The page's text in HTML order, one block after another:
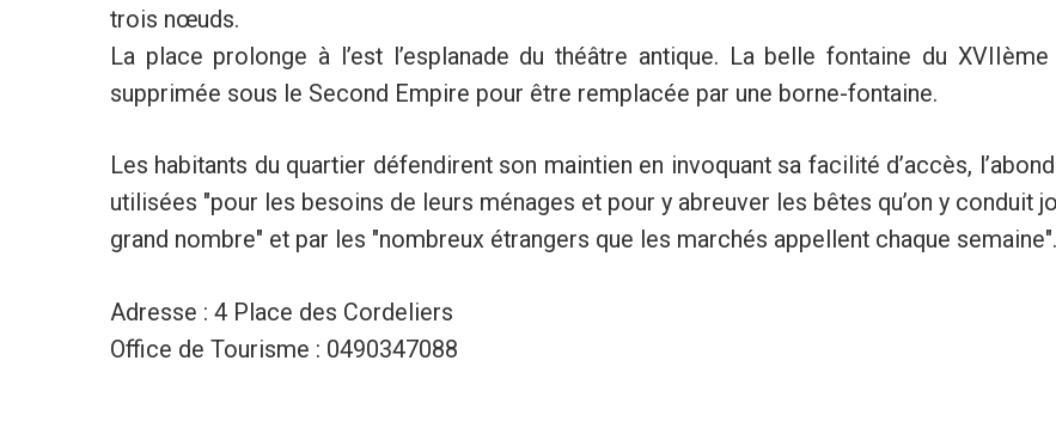
trois nœuds.
La place prolonge à l’est l’esplanade du théâtre antique. La belle fontaine du
supprimée sous le Second Empire pour être remplacée par une borne-fontaine.
Les habitants du quartier défendirent son maintien en invoquant sa facilité d’accès,
utilisées "pour les besoins de leurs ménages et pour y abreuver les bêtes qu’on y conduit
grand nombre" et par les "nombreux étrangers que les marchés appellent chaque semaine".
Adresse : 4 Place des Cordeliers
Office de Tourisme : 0490347088